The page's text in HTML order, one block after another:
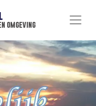
omgeving